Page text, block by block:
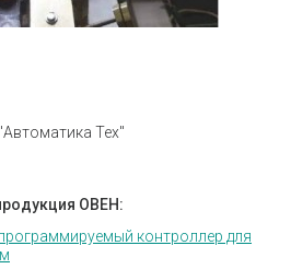
Тех"
ОВЕН:
контроллер для